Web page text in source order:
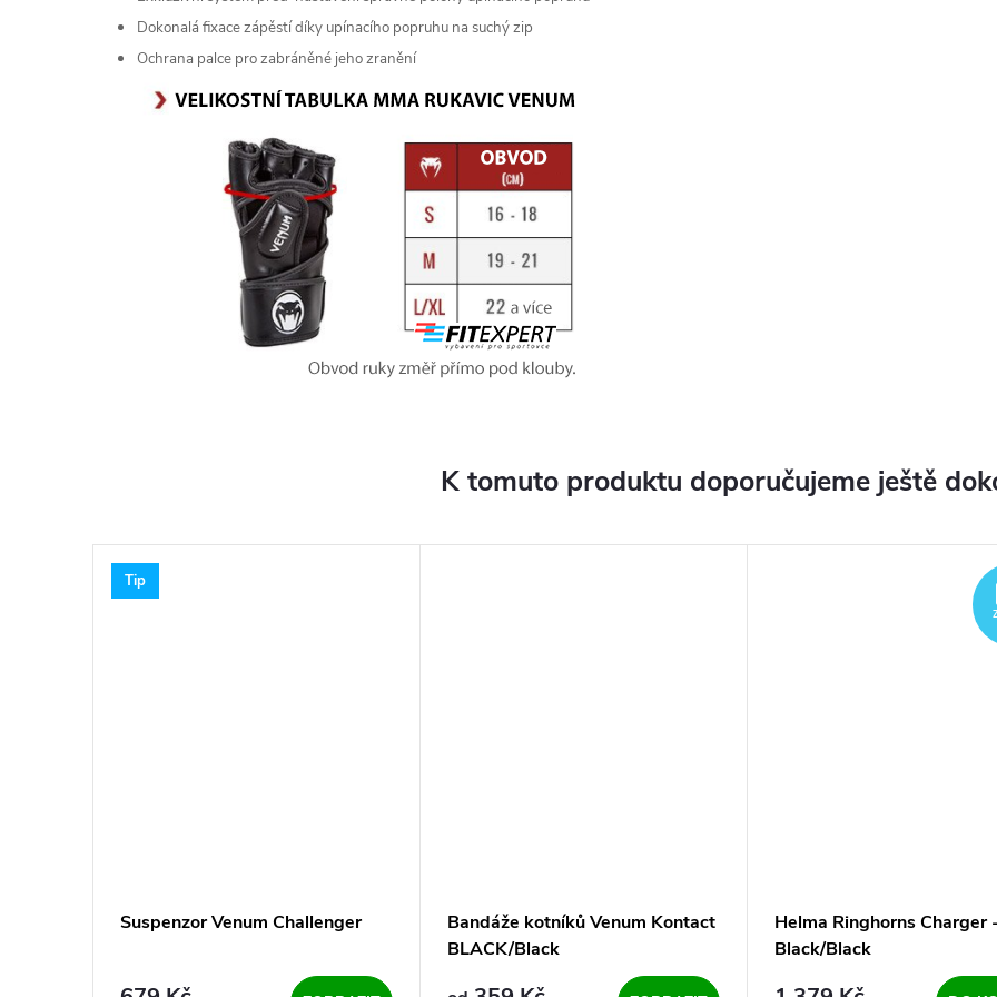
Dokonalá fixace zápěstí díky upínacího popruhu na suchý zip
Ochrana palce pro zabráněné jeho zranění
K tomuto produktu doporučujeme ještě
Tip
Suspenzor Venum Challenger
Bandáže kotníků Venum Kontact
BLACK/Black
Helma Ringhorns Charger -
Black/Black